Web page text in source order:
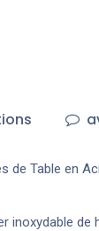
de Table en